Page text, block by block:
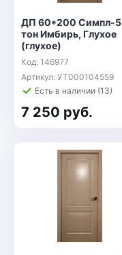
ДП 60*200 Симпл-5
тон Имбирь, Глухое
(глухое)
Код: 146977
Артикул: УТ000104559
Есть в наличии (13)
7 250 руб.